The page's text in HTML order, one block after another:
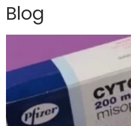
Blog